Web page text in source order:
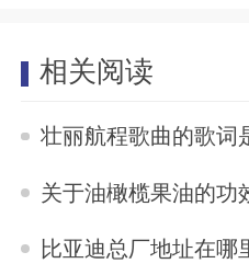
相关阅读
壮丽航程歌曲的歌词
关于油橄榄果油的功效与作
比亚迪总厂地址在哪里